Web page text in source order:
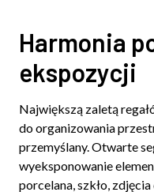
Harmonia
ekspozycji
Największą zaletą
do organizowania
przemyślany. Otwarte
wyeksponowanie
porcelana, szkło,